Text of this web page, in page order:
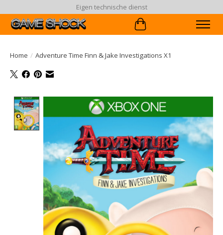
Eigen technische dienst
Winkelwagen
Home / Adventure Time Finn & Jake Investigations X1
Product image slideshow Items